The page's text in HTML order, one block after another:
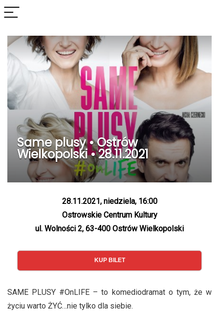
Same plusy • Ostrów
Wielkopolski • 28.11.2021
28.11.2021, niedziela, 16:00
Ostrowskie Centrum Kultury
ul. Wolności 2, 63-400 Ostrów Wielkopolski
KUP BILET
SAME PLUSY #OnLIFE – to komediodramat o tym, że w
życiu warto ŻYĆ…nie tylko dla siebie.